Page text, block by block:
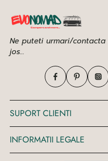
Ne puteti urmari/
jos...
SUPORT CLIENTI
INFORMATII LEGALE